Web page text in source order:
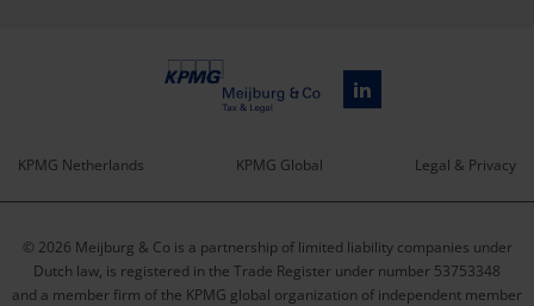
Service
menu
KPMG Netherlands KPMG Global Legal & Privacy
© 2026 Meijburg & Co is a partnership of limited liability companies under
Dutch law, is registered in the Trade Register under number 53753348
and a member firm of the KPMG global organization of independent member